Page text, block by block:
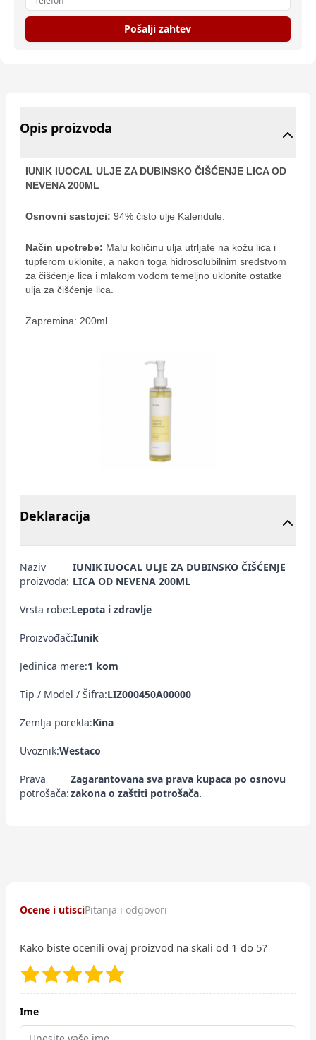
Pošalji zahtev
Opis proizvoda
IUNIK IUOCAL ULJE ZA DUBINSKO ČIŠĆENJE LICA OD
NEVENA 200ML
Osnovni sastojci: 94% čisto ulje Kalendule.
Način upotrebe: Malu količinu ulja utrljate na kožu lica i
tupferom uklonite, a nakon toga hidrosolubilnim sredstvom
za čišćenje lica i mlakom vodom temeljno uklonite ostatke
ulja za čišćenje lica.
Zapremina: 200ml.
Deklaracija
Naziv
proizvoda:
IUNIK IUOCAL ULJE ZA DUBINSKO ČIŠĆENJE
LICA OD NEVENA 200ML
Vrsta robe:Lepota i zdravlje
Proizvođač:Iunik
Jedinica mere:1 kom
Tip / Model / Šifra:LIZ000450A00000
Zemlja porekla:Kina
Uvoznik:Westaco
Prava
potrošača:
Zagarantovana sva prava kupaca po osnovu
zakona o zaštiti potrošača.
Ocene i utisciPitanja i odgovori
Kako biste ocenili ovaj proizvod na skali od 1 do 5?
Ime